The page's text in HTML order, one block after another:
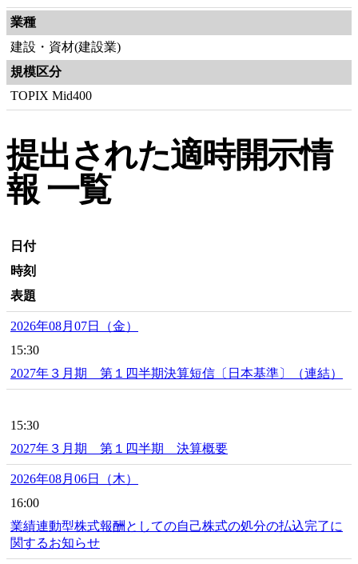
業種
建設・資材(建設業)
規模区分
TOPIX Mid400
提出された適時開示情
報 一覧
日付
時刻
表題
2026年08月07日（金）
15:30
2027年３月期 第１四半期決算短信〔日本基準〕（連結）
15:30
2027年３月期 第１四半期 決算概要
2026年08月06日（木）
16:00
業績連動型株式報酬としての自己株式の処分の払込完了に
関するお知らせ